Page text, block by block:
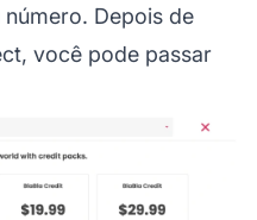
Depois de
você pode passar